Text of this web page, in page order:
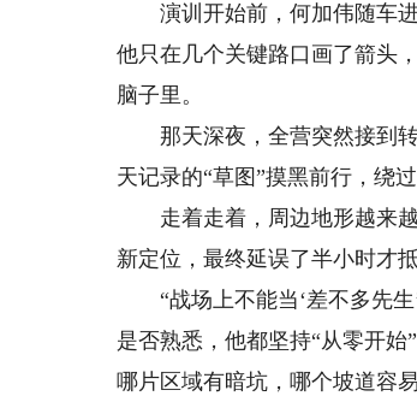
演训开始前，何加伟随车进
他只在几个关键路口画了箭头
脑子里。
那天深夜，全营突然接到转
天记录的“草图”摸黑前行，绕
走着走着，周边地形越来越
新定位，最终延误了半小时才
“战场上不能当‘差不多先生’
是否熟悉，他都坚持“从零开
哪片区域有暗坑，哪个坡道容